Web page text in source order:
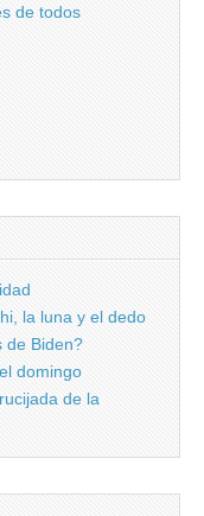
de todos
la luna y el dedo
de Biden?
domingo
de la